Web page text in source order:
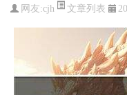
网友:cjh 文章列表